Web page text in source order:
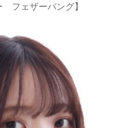
フェザーバング】